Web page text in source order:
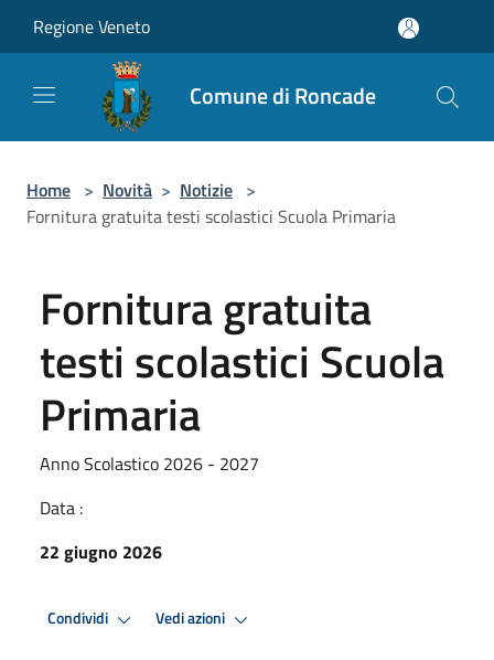
Regione Veneto
Comune di Roncade
Home > Novità > Notizie >
Fornitura gratuita testi scolastici Scuola Primaria
Fornitura gratuita
testi scolastici Scuola
Primaria
Anno Scolastico 2026 - 2027
Data :
22 giugno 2026
Condividi Vedi azioni